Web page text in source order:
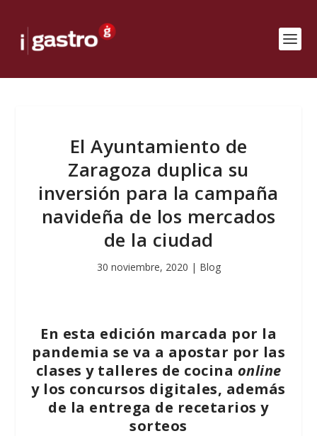
El Ayuntamiento de
Zaragoza duplica su
inversión para la campaña
navideña de los mercados
de la ciudad
30 noviembre, 2020 | Blog
En esta edición marcada por la
pandemia se va a apostar por las
clases y talleres de cocina online
y los concursos digitales, además
de la entrega de recetarios y
sorteos